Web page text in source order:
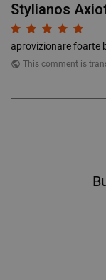
Stylianos
aprovizionare foarte
public This comment is